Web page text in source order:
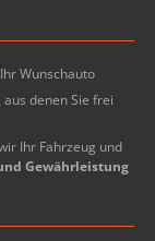
Wunschauto
, aus denen Sie frei
Ihr Fahrzeug und
Gewährleistung